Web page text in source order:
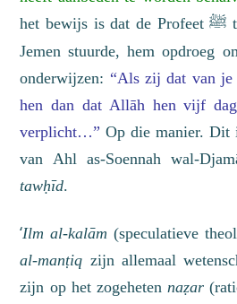
het bewijs is dat de Profeetﷺ
Jemen stuurde, hem opdroeg
onderwijzen: “Als zij dat van je
hen dan dat Allāh hen vijf
verplicht…” Op die manier. Dit
van Ahl as-Soennah wal-
tawḥīd.
‘Ilm al-kalām (speculatieve
al-manṭiq zijn allemaal
zijn op het zogehetennaẓar